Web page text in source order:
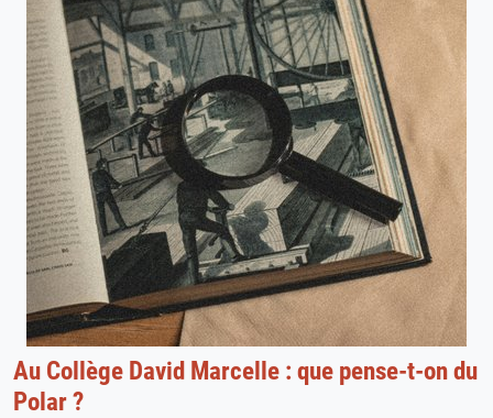
Au Collège David Marcelle : que pense-t-on du
Polar ?